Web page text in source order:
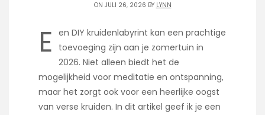
ON JULI 26, 2026 BY LYNN
E en DIY kruidenlabyrint kan een prachtige
toevoeging zijn aan je zomertuin in
2026. Niet alleen biedt het de
mogelijkheid voor meditatie en ontspanning,
maar het zorgt ook voor een heerlijke oogst
van verse kruiden. In dit artikel geef ik je een